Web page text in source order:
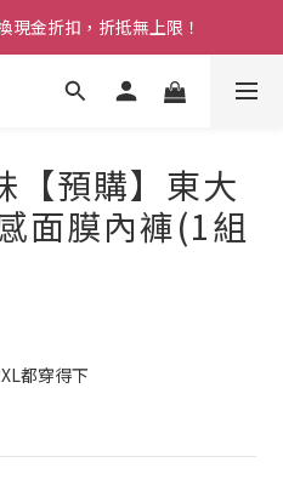
加入會員享專屬優惠！
現金折扣，折抵無上限！
加入會員享專屬優惠！
【預購】東大
面膜內褲(1組
都穿得下